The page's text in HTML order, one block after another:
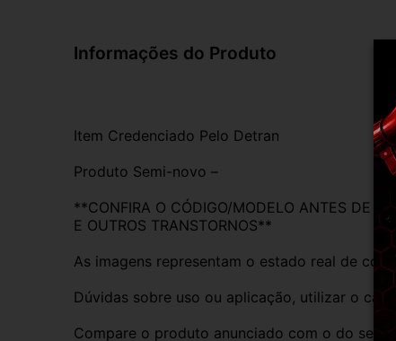
Informações do Produto
Item Credenciado Pelo Detran
Produto Semi-novo –
**CONFIRA O CÓDIGO/MODELO ANTES DE
E OUTROS TRANSTORNOS**
As imagens representam o estado real de
Dúvidas sobre uso ou aplicação, utilizar o
Compare o produto anunciado com o do seu